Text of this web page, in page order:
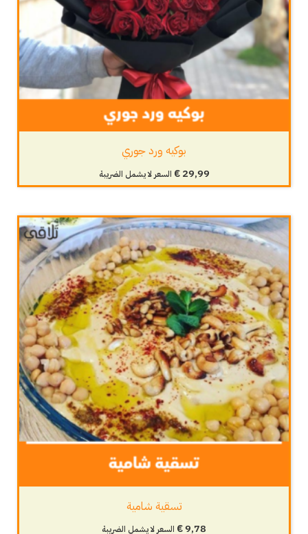
بوكيه ورد جوري
€29,99 السعر لا يشمل الضريبة
تسقية شامية
€9,78 السعر لا يشمل الضريبة